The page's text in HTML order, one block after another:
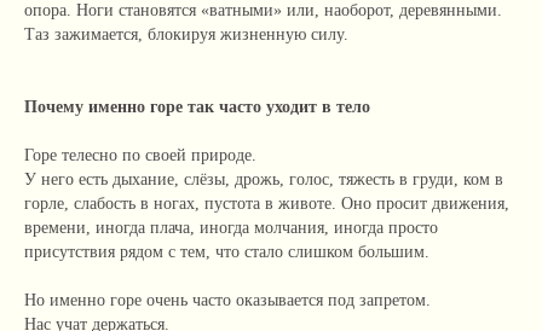
опора. Ноги становятся «ватными» или, наоборот, деревянными.
Таз зажимается, блокируя жизненную силу.
Почему именно горе так часто уходит в тело
Горе телесно по своей природе.
У него есть дыхание, слёзы, дрожь, голос, тяжесть в груди, ком в
горле, слабость в ногах, пустота в животе. Оно просит движения,
времени, иногда плача, иногда молчания, иногда просто
присутствия рядом с тем, что стало слишком большим.
Но именно горе очень часто оказывается под запретом.
Нас учат держаться.